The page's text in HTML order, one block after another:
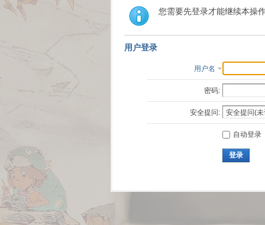
您需要先登录才能继续本操
用户登录
用户名
密码:
安全提问:
自动登录
登录